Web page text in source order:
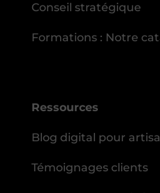
Conseil stratégique
Formations : Notre
Ressources
Blog digital pour
Témoignages clients